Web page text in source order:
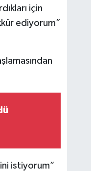
için
ediyorum”
istiyorum”